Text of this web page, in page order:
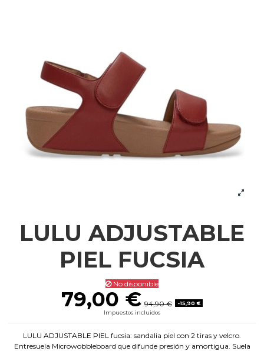
LULU ADJUSTABLE
PIEL FUCSIA
No disponible
79,00 € 94,90 €
-15,90 €
Impuestos incluidos
LULU ADJUSTABLE PIEL fucsia: sandalia piel con 2 tiras y velcro.
Entresuela Microwobbleboard que difunde presión y amortigua. Suela